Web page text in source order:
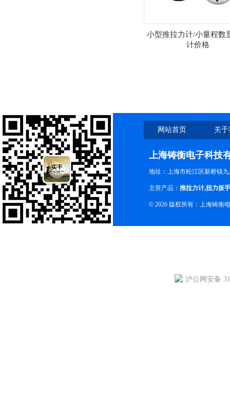
小型推拉力计/小量程数
计价格
网站首页 关
上海铸衡电子科技
地址：上海市松江区新桥镇
主营产品： 推拉力计,扭力扳手
© 2026 版权所有：上海铸衡
沪公网安备